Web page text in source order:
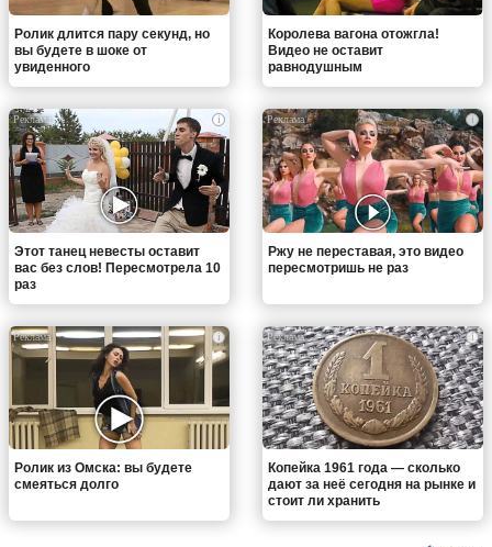
Ролик длится пару секунд, но
вы будете в шоке от
увиденного
Королева вагона отожгла!
Видео не оставит
равнодушным
i
Этот танец невесты оставит
вас без слов! Пересмотрела 10
раз
i
Ржу не переставая, это видео
пересмотришь не раз
i
Ролик из Омска: вы будете
смеяться долго
i
Копейка 1961 года — сколько
дают за неё сегодня на рынке и
стоит ли хранить